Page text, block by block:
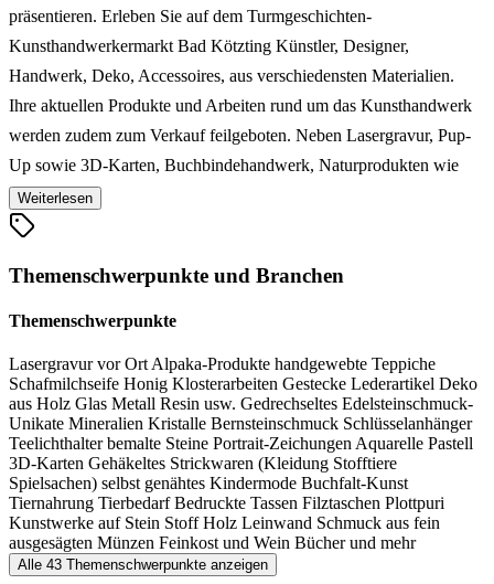
präsentieren. Erleben Sie auf dem Turmgeschichten-
Kunsthandwerkermarkt Bad Kötzting Künstler, Designer,
Handwerk, Deko, Accessoires, aus verschiedensten Materialien.
Ihre aktuellen Produkte und Arbeiten rund um das Kunsthandwerk
werden zudem zum Verkauf feilgeboten. Neben Lasergravur, Pup-
Up sowie 3D-Karten, Buchbindehandwerk, Naturprodukten wie
Honig, Feinkost, Holzarbeiten und Gedrechseltes, Strickwaren &
Gehäheltes - ob nun Kleidung, Hüte, Taschen, Stofftiere,
Kunsthandwerkermarkt Bad Kötzting auch Selbstgenähtes, u. A.
Kindermode, Edelsteinschmuck-Unikate, Mineralien, Kristalle,
Klosterarbeiten, Gestecke, Lederartikel, Teelichthalter, Wein,
Bücher und vieles mehr. Der Turmgeschichten-
Kunsthandwerkermarkt Bad Kötzting bietet somit für jeden das
passende kunsthandwerkliche Produkt. Das OG ist leider nicht
barrierefrei (breite Treppe mit Geländer), aber im EG (mit Rollstuhl-
WC) kommt man bereits auf seine Kosten. Parkplätze sind genug in
der Nähe.
Weiterlesen
Themenschwerpunkte und Branchen
Themenschwerpunkte
Lasergravur vor Ort Alpaka-Produkte handgewebte Teppiche
Schafmilchseife Honig Klosterarbeiten Gestecke Lederartikel Deko
aus Holz Glas Metall Resin usw. Gedrechseltes Edelsteinschmuck-
Unikate Mineralien Kristalle Bernsteinschmuck Schlüsselanhänger
Teelichthalterbemalte Steine Portrait-Zeichungen Aquarelle Pastell
3D-Karten Gehäkeltes Strickwaren (Kleidung Stofftiere
Spielsachen) selbst genähtes Kindermode Buchfalt-Kunst
Tiernahrung TierbedarfBedruckte Tassen Filztaschen Plottpuri
Kunstwerke auf Stein StoffHolz Leinwand Schmuck aus fein
ausgesägten Münzen Feinkost und Wein Bücher und mehr
Alle 43 Themenschwerpunkte anzeigen